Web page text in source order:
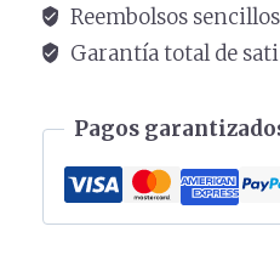
Reembolsos sencillos
Garantía total de
Pagos